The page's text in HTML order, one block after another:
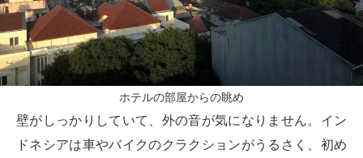
ホテルの部屋からの眺め
壁がしっかりしていて、外の音が気になりません。イン
ドネシアは車やバイクのクラクションがうるさく、初め